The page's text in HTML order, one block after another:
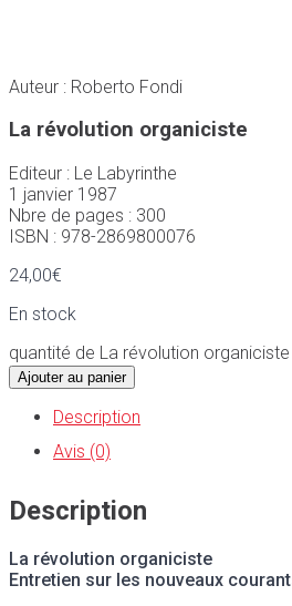
Auteur : Roberto Fondi
La révolution organiciste
Editeur : Le Labyrinthe
1 janvier 1987
Nbre de pages : 300
ISBN : 978-2869800076
24,00€
En stock
quantité de La révolution organiciste
Ajouter au panier
Description
Avis (0)
Description
La révolution organiciste
Entretien sur les nouveaux